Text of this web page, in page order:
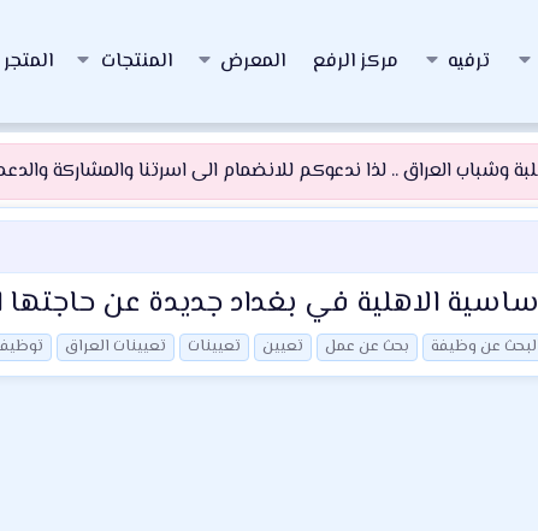
ترفيه مركز الرفع المعرض المنتجات المتجر
العراق .. لذا ندعوكم للانضمام الى اسرتنا والمشاركة
الاهلية في بغداد جديدة عن حاجتها
عن وظيفة بحث عن عمل تعيين تعيينات تعيينات العراق